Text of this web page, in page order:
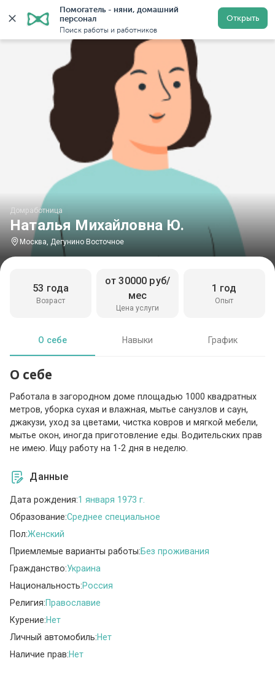
Помогатель - няни, домашний
персонал
Поиск работы и работников
Открыть
Главная Домработницы Домработницы в Москве
Наталья Михайловна Ю.
Домработница
Москва, Дегунино Восточное
Возраст
53 года
Цена услуги
от 30000 руб/
мес
Опыт
1 год
О себе Навыки График
О себе
Работала в загородном доме площадью 1000 квадратных
метров, уборка сухая и влажная, мытье санузлов и саун,
джакузи, уход за цветами, чистка ковров и мягкой мебели,
мытье окон, иногда приготовление еды. Водительских прав
не имею. Ищу работу на 1-2 дня в неделю.
Данные
Дата рождения:1 января 1973 г.
Образование:Среднее специальное
Пол:Женский
Приемлемые варианты работы:Без проживания
Гражданство:Украина
Национальность:Россия
Религия:Православие
Курение:Нет
Личный автомобиль:Нет
Наличие прав:Нет